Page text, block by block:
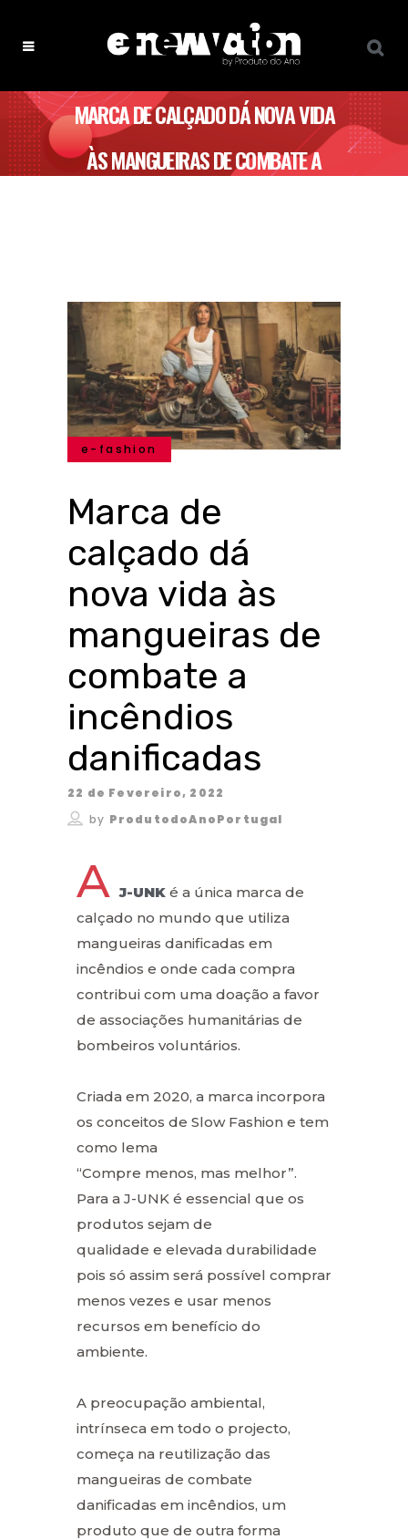
MARCA DE CALÇADO DÁ NOVA VIDA
ÀS MANGUEIRAS DE COMBATE A
e-fashion
Marca de
calçado dá
nova vida às
mangueiras de
combate a
incêndios
danificadas
22 de Fevereiro, 2022
by ProdutodoAnoPortugal
A J-UNK é a única marca de
calçado no mundo que utiliza
mangueiras danificadas em
incêndios e onde cada compra
contribui com uma doação a favor
de associações humanitárias de
bombeiros voluntários.
Criada em 2020, a marca incorpora
os conceitos de Slow Fashion e tem
como lema
“Compre menos, mas melhor”.
Para a J-UNK é essencial que os
produtos sejam de
qualidade e elevada durabilidade
pois só assim será possível comprar
menos vezes e usar menos
recursos em benefício do
ambiente.
A preocupação ambiental,
intrínseca em todo o projecto,
começa na reutilização das
mangueiras de combate
danificadas em incêndios, um
produto que de outra forma